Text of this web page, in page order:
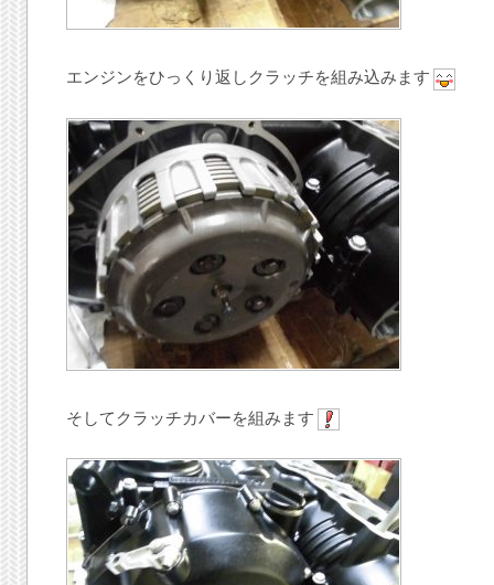
エンジンをひっくり返しクラッチを組み込みます
そしてクラッチカバーを組みます